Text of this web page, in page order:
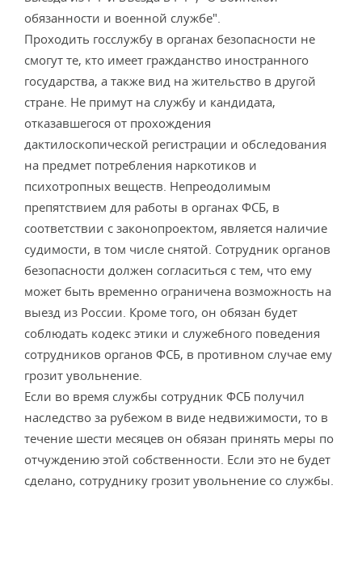
обязанности и военной службе".
Проходить госслужбу в органах безопасности не
смогут те, кто имеет гражданство иностранного
государства, а также вид на жительство в другой
стране. Не примут на службу и кандидата,
отказавшегося от прохождения
дактилоскопической регистрации и обследования
на предмет потребления наркотиков и
психотропных веществ. Непреодолимым
препятствием для работы в органах ФСБ, в
соответствии с законопроектом, является наличие
судимости, в том числе снятой. Сотрудник органов
безопасности должен согласиться с тем, что ему
может быть временно ограничена возможность на
выезд из России. Кроме того, он обязан будет
соблюдать кодекс этики и служебного поведения
сотрудников органов ФСБ, в противном случае ему
грозит увольнение.
Если во время службы сотрудник ФСБ получил
наследство за рубежом в виде недвижимости, то в
течение шести месяцев он обязан принять меры по
отчуждению этой собственности. Если это не будет
сделано, сотруднику грозит увольнение со службы.